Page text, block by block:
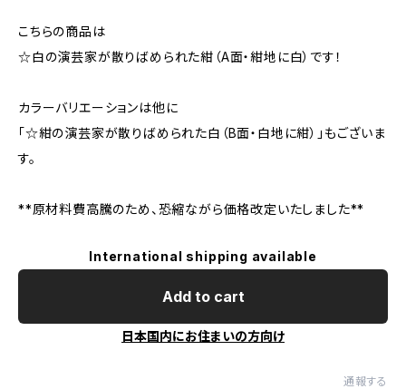
こちらの商品は
☆白の演芸家が散りばめられた紺（A面・紺地に白）です！
カラーバリエーションは他に
「☆紺の演芸家が散りばめられた白（B面・白地に紺）」もございま
す。
**原材料費高騰のため、恐縮ながら価格改定いたしました**
International shipping available
Add to cart
日本国内にお住まいの方向け
通報する